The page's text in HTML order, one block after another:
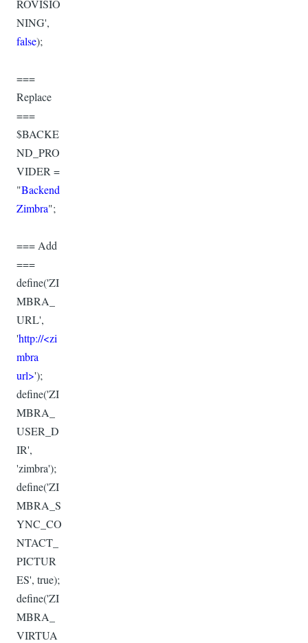
ROVISIO
NING',
false);
===
Replace
===
$BACKE
ND_PRO
VIDER =
"Backend
Zimbra";
=== Add
===
define('ZI
MBRA_
URL',
'http://<zi
mbra
url>');
define('ZI
MBRA_
USER_D
IR',
'zimbra');
define('ZI
MBRA_S
YNC_CO
NTACT_
PICTUR
ES', true);
define('ZI
MBRA_
VIRTUA